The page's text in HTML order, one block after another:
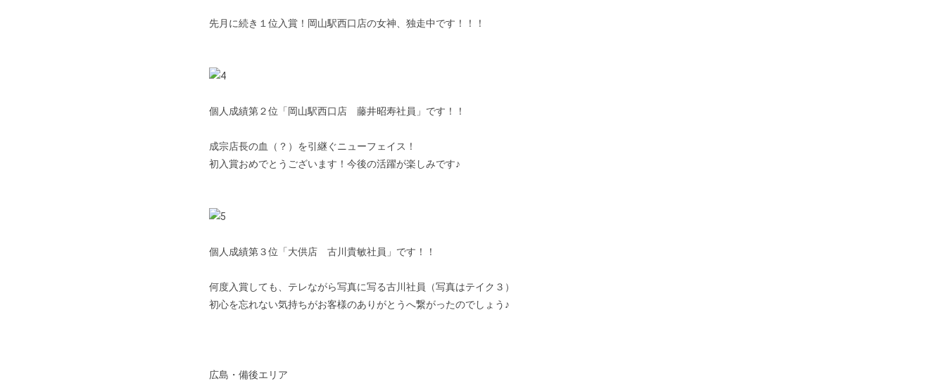
先月に続き１位入賞！岡山駅西口店の女神、独走中です！！！
個人成績第２位「岡山駅西口店 藤井昭寿社員」です！！
成宗店長の血（？）を引継ぐニューフェイス！
初入賞おめでとうございます！今後の活躍が楽しみです♪
個人成績第３位「大供店 古川貴敏社員」です！！
何度入賞しても、テレながら写真に写る古川社員（写真はテイク３）
初心を忘れない気持ちがお客様のありがとうへ繋がったのでしょう♪
広島・備後エリア